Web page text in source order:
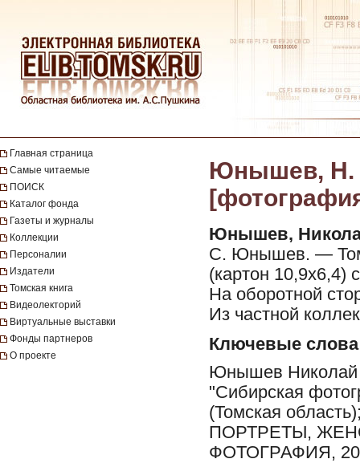
Главная страница
Самые читаемые
ПОИСК
Каталог фонда
Газеты и журналы
Коллекции
Персоналии
Издатели
Томская книга
Видеолекторий
Виртуальные выставки
Фонды партнеров
О проекте
Юнышев, Н.
Юнышев,
С. Юнышев. —
(картон 10,9х6,4)
На оборотной
Из частной
Ключевые слова
Юнышев Николай
"Сибирская
(Томская
ПОРТРЕТЫ,
ФОТОГРАФИЯ,